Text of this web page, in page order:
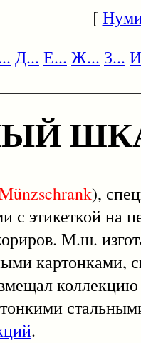
[
Д... Е... Ж... З...
),
этикеткой на
М.ш.
картонками,
.